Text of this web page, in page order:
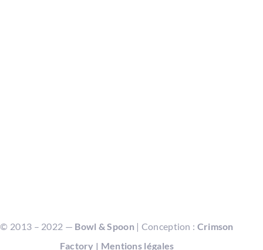
© 2013 – 2022 — Bowl & Spoon | Conception : Crimson
Factory | Mentions légales